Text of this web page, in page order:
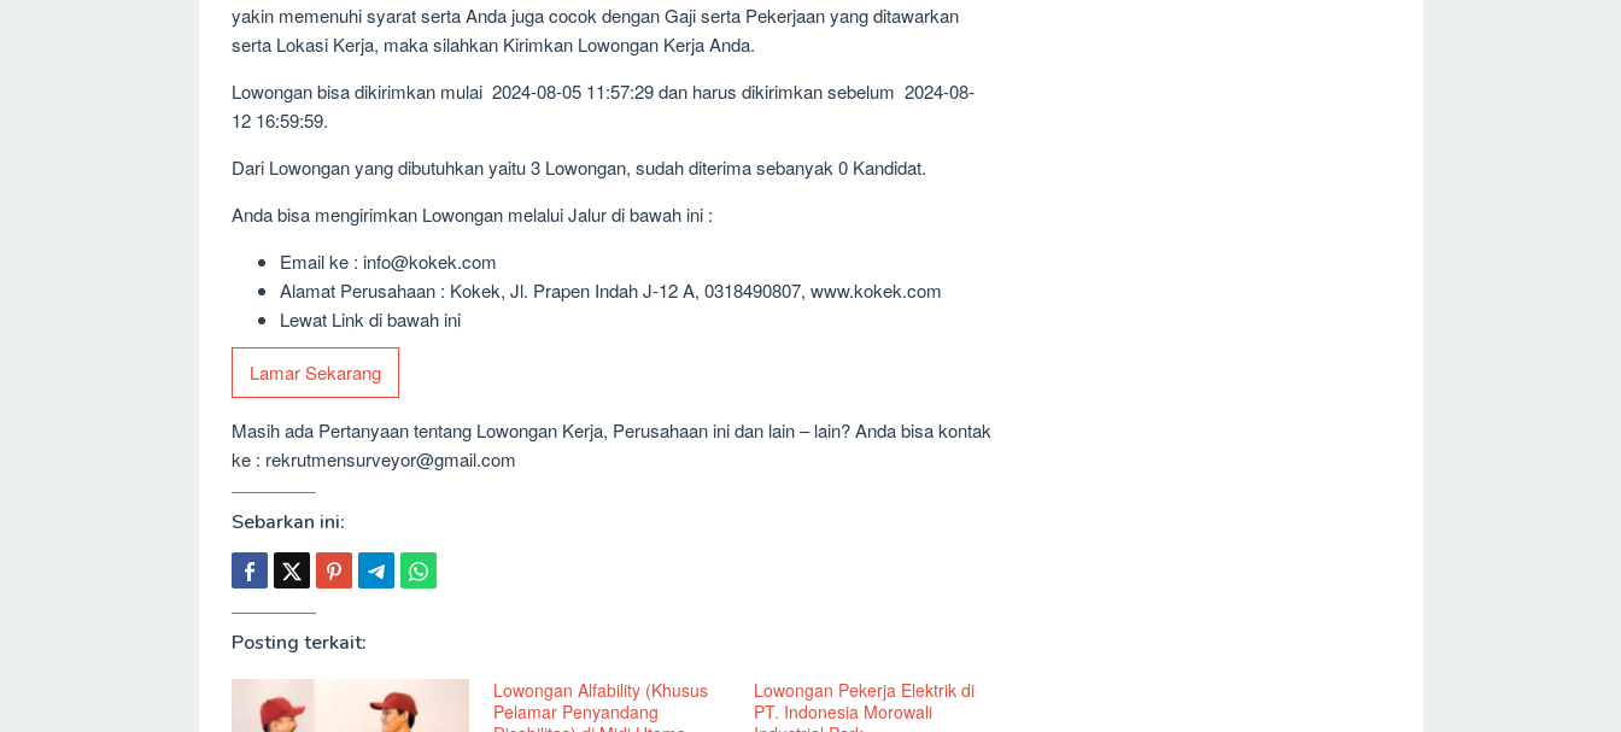
yakin memenuhi syarat serta Anda juga cocok dengan Gaji serta Pekerjaan yang ditawarkan
serta Lokasi Kerja, maka silahkan Kirimkan Lowongan Kerja Anda.
Lowongan bisa dikirimkan mulai 2024-08-05 11:57:29 dan harus dikirimkan sebelum 2024-08-
12 16:59:59.
Dari Lowongan yang dibutuhkan yaitu 3 Lowongan, sudah diterima sebanyak 0 Kandidat.
Anda bisa mengirimkan Lowongan melalui Jalur di bawah ini :
Email ke : info@kokek.com
Alamat Perusahaan : Kokek, Jl. Prapen Indah J-12 A, 0318490807, www.kokek.com
Lewat Link di bawah ini
Lamar Sekarang
Masih ada Pertanyaan tentang Lowongan Kerja, Perusahaan ini dan lain – lain? Anda bisa kontak
ke : rekrutmensurveyor@gmail.com
Sebarkan ini:
Posting terkait:
Lowongan Alfability (Khusus
Pelamar Penyandang
Lowongan Pekerja Elektrik di
PT. Indonesia Morowali